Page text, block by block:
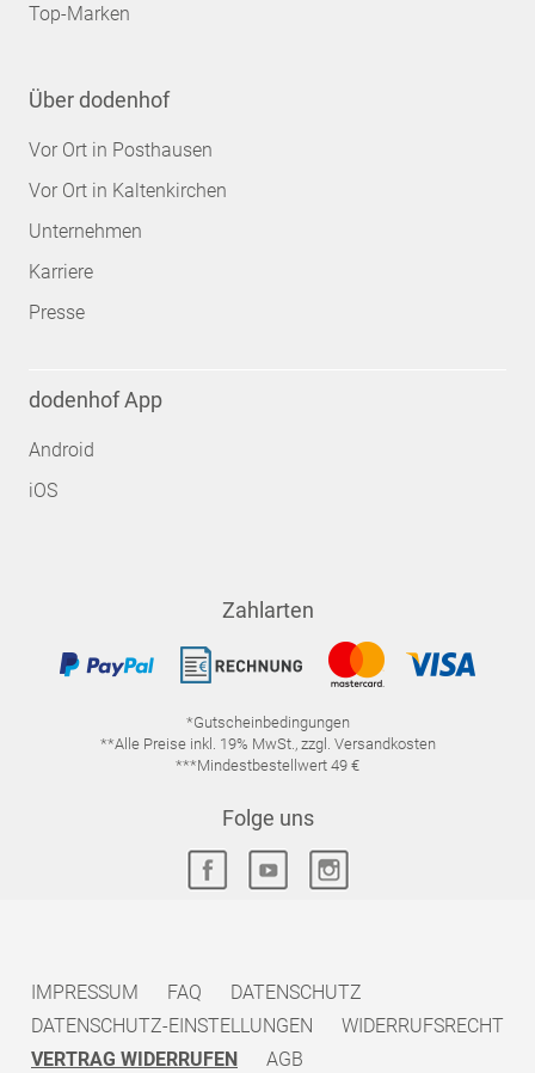
Top-Marken
Über dodenhof
Vor Ort in Posthausen
Vor Ort in Kaltenkirchen
Unternehmen
Karriere
Presse
dodenhof App
Android
iOS
Zahlarten
*Gutscheinbedingungen
**Alle Preise inkl. 19% MwSt., zzgl. Versandkosten
***Mindestbestellwert 49 €
Folge uns
IMPRESSUM FAQ
DATENSCHUTZ
DATENSCHUTZ-EINSTELLUNGEN
WIDERRUFSRECHT
VERTRAG WIDERRUFEN
AGB